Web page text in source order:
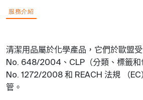
服務介紹
清潔用品屬於化學產品，它們於歐盟
No. 648/2004 、 CLP （分類、標籤
No. 1272/2008 和 REACH 法規 （EC
管。